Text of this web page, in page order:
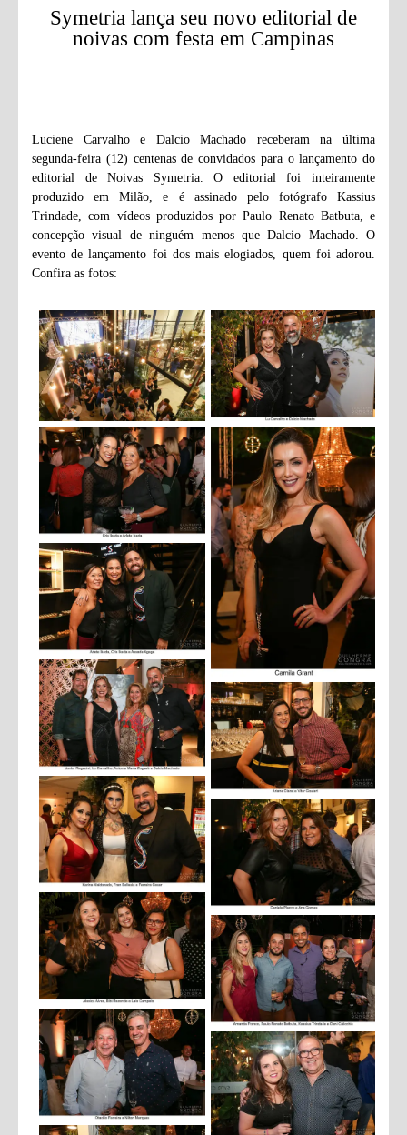
Symetria lança seu novo editorial de
noivas com festa em Campinas
Luciene Carvalho e Dalcio Machado receberam na última
segunda-feira (12) centenas de convidados para o lançamento do
editorial de Noivas Symetria. O editorial foi inteiramente
produzido em Milão, e é assinado pelo fotógrafo Kassius
Trindade, com vídeos produzidos por Paulo Renato Batbuta, e
concepção visual de ninguém menos que Dalcio Machado. O
evento de lançamento foi dos mais elogiados, quem foi adorou.
Confira as fotos: